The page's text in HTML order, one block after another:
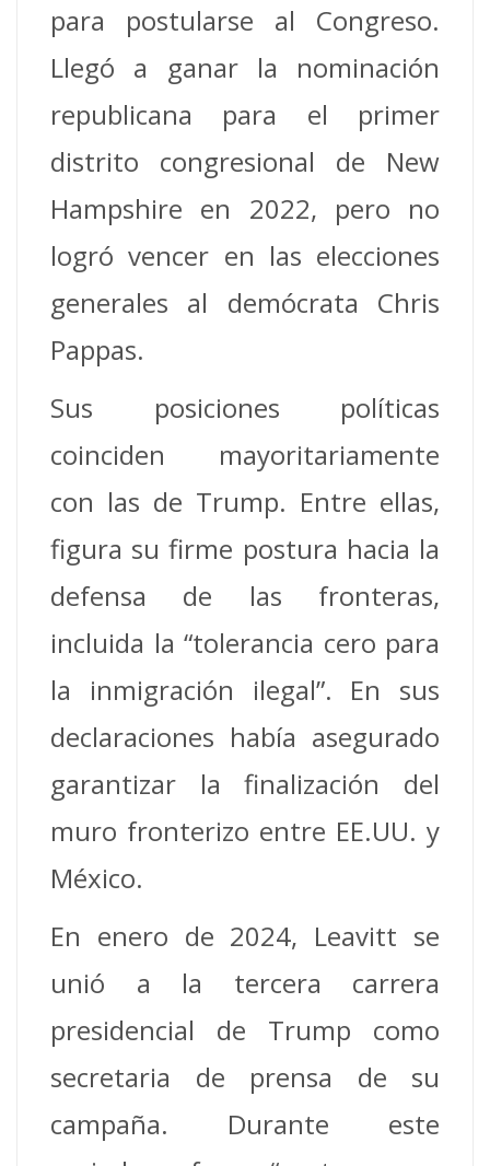
para postularse al Сongreso.
Llegó a ganar la nominación
republicana para el primer
distrito congresional de New
Hampshire en 2022, pero no
logró vencer en las elecciones
generales al demócrata Chris
Pappas.
Sus posiciones políticas
coinciden mayoritariamente
con las de Trump. Entre ellas,
figura su firme postura hacia la
defensa de las fronteras,
incluida la “tolerancia cero para
la inmigración ilegal”. En sus
declaraciones había asegurado
garantizar la finalización del
muro fronterizo entre EE.UU. y
México.
En enero de 2024, Leavitt se
unió a la tercera carrera
presidencial de Trump como
secretaria de prensa de su
campaña. Durante este